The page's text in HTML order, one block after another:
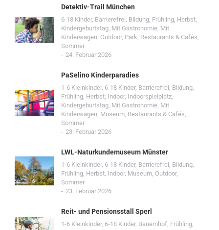
Detektiv-Trail München
6-18 Kinder, Barrierefrei, Bildung, Frühling, Herbst,
Kindergeburtstag, Mit Gastronomie, Mit
Kinderwagen, Outdoor, Park, Restaurants & Cafés,
Sommer
24. Februar 2026
PaSelino Kinderparadies
1-6 Kleinkinder, 6-18 Kinder, Barrierefrei, Bildung,
Frühling, Herbst, Indoor, Indoorspielplatz,
Kindergeburtstag, Mit Gastronomie, Mit
Kinderwagen, Museum, Restaurants & Cafés,
Sommer
23. Februar 2026
LWL-Naturkundemuseum Münster
1-6 Kleinkinder, 6-18 Kinder, Barrierefrei, Bildung,
Frühling, Herbst, Indoor, Museum, Outdoor,
Sommer
23. Februar 2026
Reit- und Pensionsstall Sperl
1-6 Kleinkinder, 6-18 Kinder, Bauernhof, Frühling,